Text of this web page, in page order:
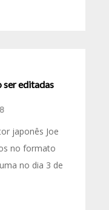
ser editadas
japonês Joe
no formato
no dia 3 de